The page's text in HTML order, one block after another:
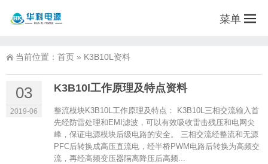
菜单
当前位置： 首页 » K3B10L资料
03
2019-06
K3B10l工作原理及特点资料
整流模块K3B10L工作原理及特点： K3B10L三相交流输入首
先经防雷处理和EMI滤波，可以有效吸收雷击残压和电网尖
峰，保证电源模块后级电路的安全。 三相交流经整流和无源
PFC后转换成高压直流电，经半桥PWM电路后转换为高频交
流，再经高频变压器隔离降压后高频...